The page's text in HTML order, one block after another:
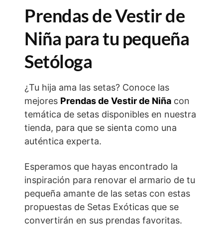
Prendas de Vestir de
Niña para tu pequeña
Setóloga
¿Tu hija ama las setas? Conoce las
mejores Prendas de Vestir de Niña con
temática de setas disponibles en nuestra
tienda, para que se sienta como una
auténtica experta.
Esperamos que hayas encontrado la
inspiración para renovar el armario de tu
pequeña amante de las setas con estas
propuestas de Setas Exóticas que se
convertirán en sus prendas favoritas.